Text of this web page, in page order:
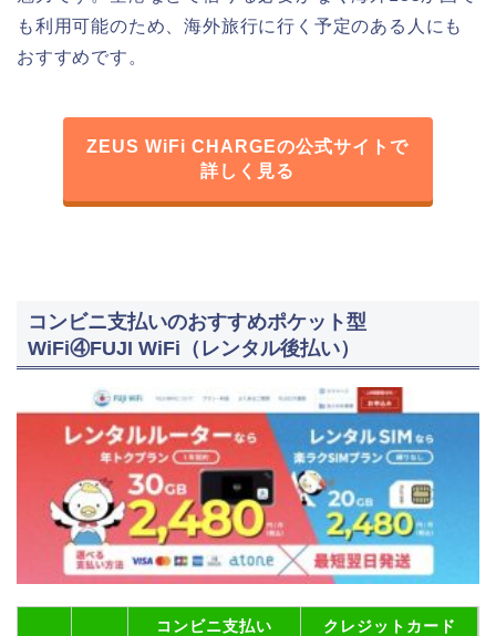
も利用可能のため、海外旅行に行く予定のある人にも
おすすめです。
ZEUS WiFi CHARGEの公式サイトで
詳しく見る
コンビニ支払いのおすすめポケット型
WiFi④FUJI WiFi（レンタル後払い）
コンビニ支払い クレジットカード